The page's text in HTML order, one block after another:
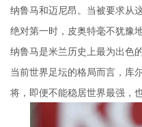
纳鲁马和迈尼昂。当被要求从
绝对第一时，皮奥特毫不犹豫
纳鲁马是米兰历史上最为出色
当前世界足坛的格局而言，库
将，即便不能稳居世界最强，